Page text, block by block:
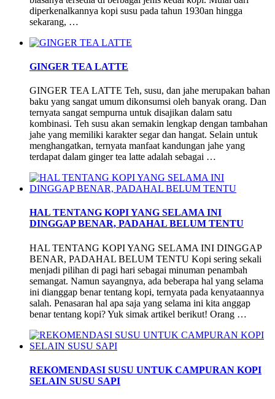
diperkenalkannya kopi susu pada tahun 1930an hingga
sekarang, …
GINGER TEA LATTE
GINGER TEA LATTE Teh, susu, dan jahe merupakan bahan
baku yang sangat umum dikonsumsi oleh banyak orang. Dan
ternyata sangat sempurna untuk disajikan dalam satu
kombinasi. Teh susu akan semakin lengkap dengan tambahan
jahe yang memiliki karakter segar dan hangat. Selain untuk
menghangatkan, ternyata manfaat kandungan jahe yang
terdapat dalam ginger tea latte adalah sebagai …
HAL TENTANG KOPI YANG SELAMA INI
DINGGAP BENAR, PADAHAL BELUM TENTU
HAL TENTANG KOPI YANG SELAMA INI DINGGAP
BENAR, PADAHAL BELUM TENTU Kopi sering sekali
menjadi pilihan di pagi hari sebagai minuman penambah
semangat. Namun sayangnya, ada beberapa hal yang selama
ini dianggap benar tentang kopi, ternyata pada kenyataannya
salah. Penasaran hal apa saja yang selama ini kita anggap
benar tentang kopi? Yuk simak artikel berikut! Orang …
REKOMENDASI SUSU UNTUK CAMPURAN KOPI
SELAIN SUSU SAPI